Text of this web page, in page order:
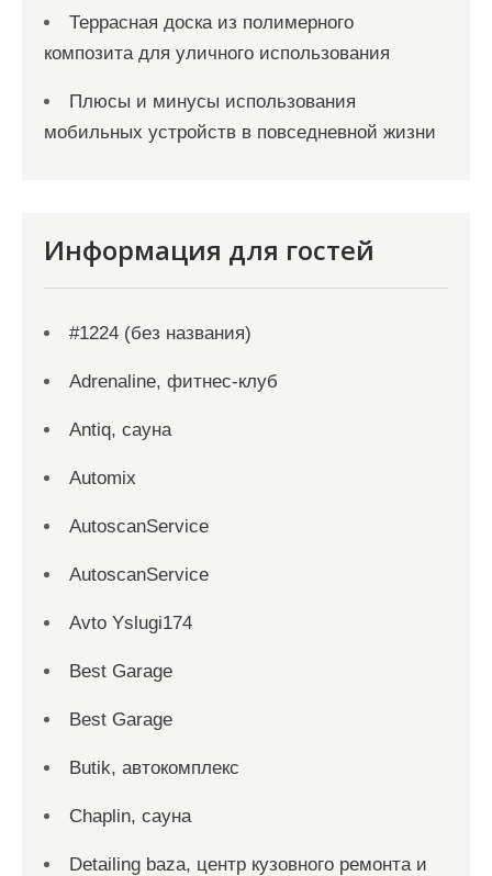
Террасная доска из полимерного
композита для уличного использования
Плюсы и минусы использования
мобильных устройств в повседневной жизни
Информация для гостей
#1224 (без названия)
Adrenaline, фитнес-клуб
Antiq, сауна
Automix
AutoscanService
AutoscanService
Avto Yslugi174
Best Garage
Best Garage
Butik, автокомплекс
Chaplin, сауна
Detailing baza, центр кузовного ремонта и